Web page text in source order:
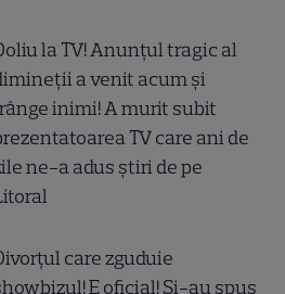
la TV! Anunțul tragic al
a venit acum și
inimi! A murit subit
TV care ani de
ne-a adus știri de pe
care zguduie
E oficial! Și-au spus